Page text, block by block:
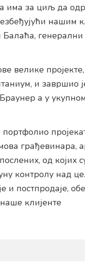
има за циљ да
нашим
Балаћа,
велике
и завршио
а у
грађевинара,
од којих
контролу над
постпродаје,
клијенте